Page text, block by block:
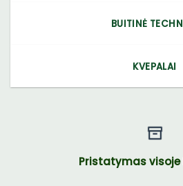
BUITINĖ
KVEPALAI
Pristatymas visoje